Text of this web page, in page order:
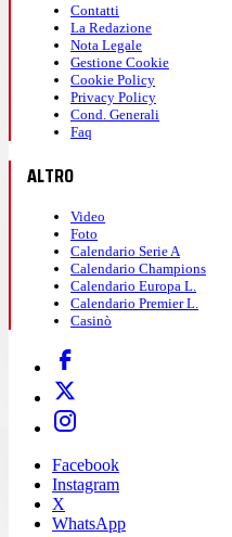
Contatti
La Redazione
Nota Legale
Gestione Cookie
Cookie Policy
Privacy Policy
Cond. Generali
Faq
ALTRO
Video
Foto
Calendario Serie A
Calendario Champions
Calendario Europa L.
Calendario Premier L.
Casinò
Facebook
Instagram
X
WhatsApp